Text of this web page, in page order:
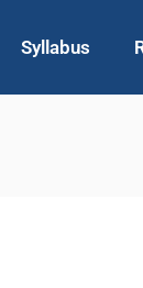
Syllabus